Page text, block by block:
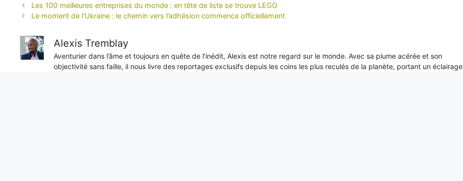
Les 100 meilleures entreprises du monde : en tête de liste se trouve LEGO
Le moment de l’Ukraine : le chemin vers l’adhésion commence officiellement
Alexis Tremblay
Aventurier dans l’âme et toujours en quête de l’inédit, Alexis est notre regard sur le monde. Avec sa plume acérée et son
objectivité sans faille, il nous livre des reportages exclusifs depuis les coins les plus reculés de la planète, portant un éclairage